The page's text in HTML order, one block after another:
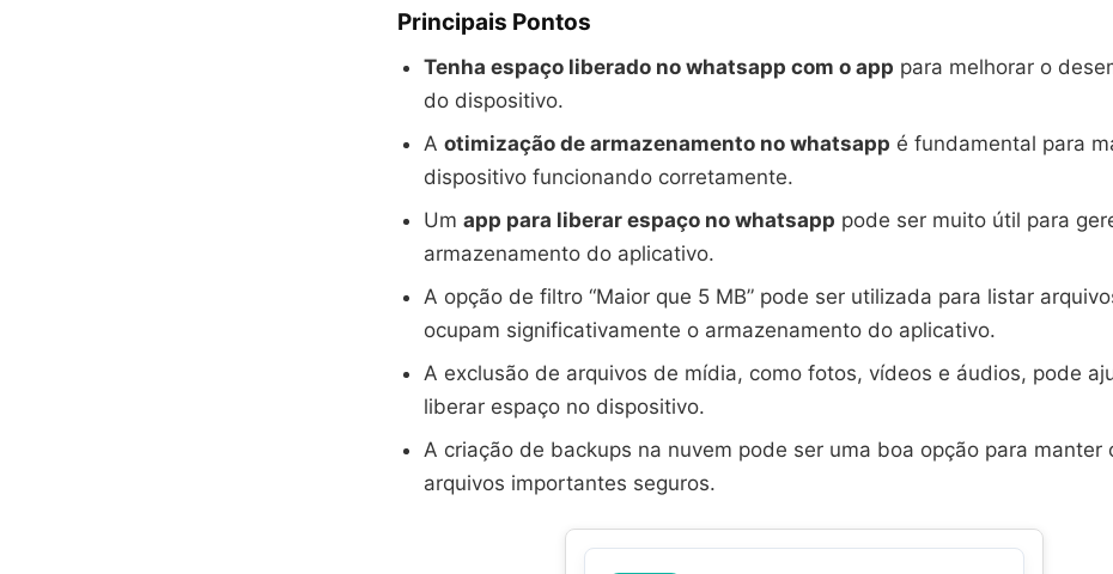
Principais Pontos
Tenha espaço liberado no whatsapp com o app para melhorar o
do dispositivo.
A otimização de armazenamento no whatsapp é fundamental para
dispositivo funcionando corretamente.
Um app para liberar espaço no whatsapp pode ser muito útil para
armazenamento do aplicativo.
A opção de filtro “Maior que 5 MB” pode ser utilizada para listar
ocupam significativamente o armazenamento do aplicativo.
A exclusão de arquivos de mídia, como fotos, vídeos e áudios, pode
liberar espaço no dispositivo.
A criação de backups na nuvem pode ser uma boa opção para manter
arquivos importantes seguros.